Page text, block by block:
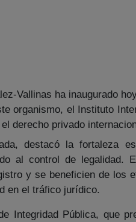
Vallinas ha inaugurado
organismo, el Instituto
derecho privado
destacó la fortaleza
al control de legalidad.
y se beneficien de los
en el tráfico jurídico.
Integridad Pública, que